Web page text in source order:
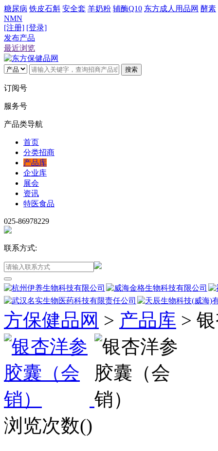
糖尿病 铁皮石斛 安全套 羊奶粉 辅酶Q10 东方成人用品网 酵素
NMN
[注册] [登录]
发布产品
最近浏览
搜索
订阅号
服务号
产品类导航
首页
分类招商
产品库
企业库
展会
资讯
特医食品
025-86978229
联系方式:
方保健品网 > 产品库 >
浏览次数()